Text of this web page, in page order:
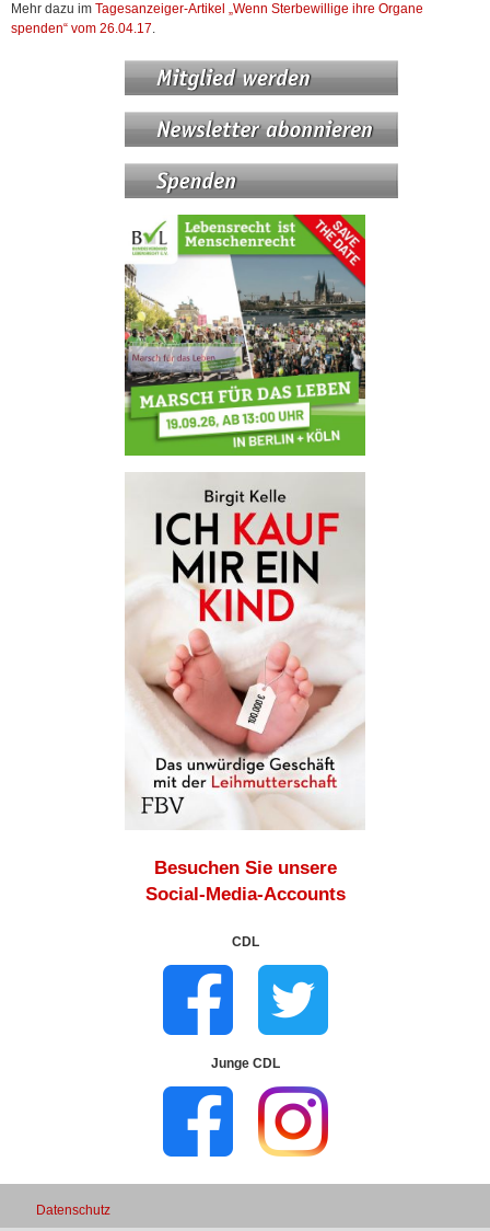
Mehr dazu im Tagesanzeiger-Artikel „Wenn Sterbewillige ihre Organe
spenden“ vom 26.04.17.
Besuchen Sie unsere
Social-Media-Accounts
CDL
Junge CDL
Datenschutz